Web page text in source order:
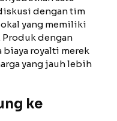
dengan tim
yang memiliki
dengan
biaya royalti merek
yang jauh lebih
ke